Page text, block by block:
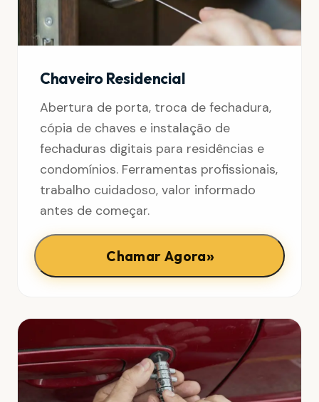
Chaveiro Residencial
Abertura de porta, troca de fechadura,
cópia de chaves e instalação de
fechaduras digitais para residências e
condomínios. Ferramentas profissionais,
trabalho cuidadoso, valor informado
antes de começar.
Chamar Agora»